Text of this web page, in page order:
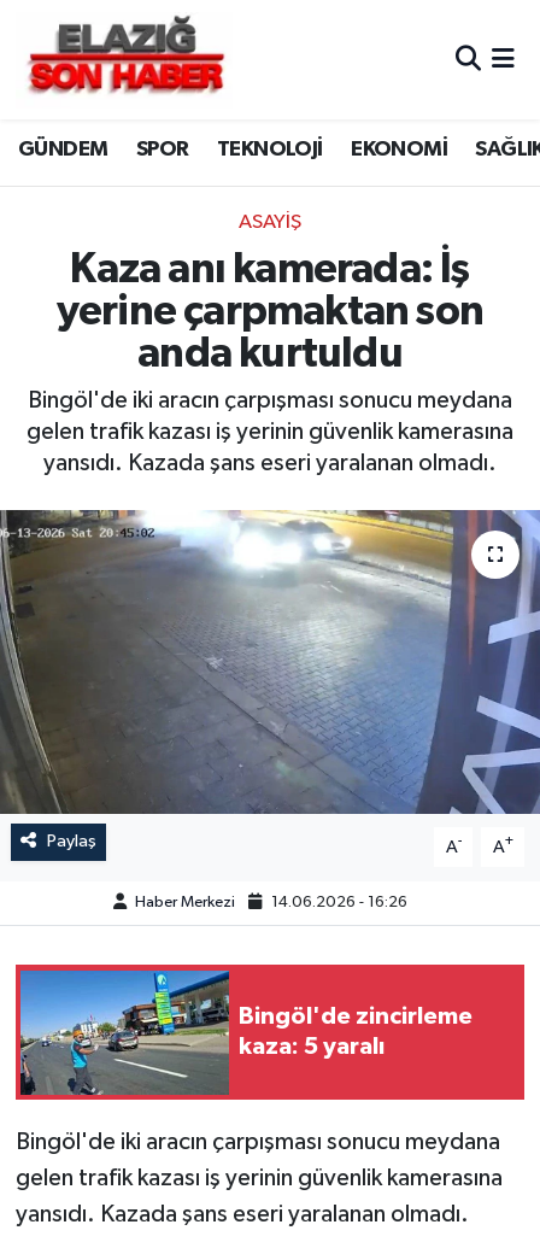
GÜNDEM SPOR TEKNOLOJİ EKONOMİ
ASAYİŞ
Kaza anı kamerada: İş
yerine çarpmaktan son
anda kurtuldu
Bingöl'de iki aracın çarpışması sonucu meydana
gelen trafik kazası iş yerinin güvenlik kamerasına
yansıdı. Kazada şans eseri yaralanan olmadı.
Paylaş A- A+
Haber Merkezi 14.06.2026 - 16:26
Bingöl'de zincirleme
kaza: 5 yaralı
Bingöl'de iki aracın çarpışması sonucu meydana
gelen trafik kazası iş yerinin güvenlik kamerasına
yansıdı. Kazada şans eseri yaralanan olmadı.
CANLI YAYIN
ASAYİŞ
BİLİM VE TEKNOLOJİ
DÜNYA
EĞİTİM
EKONOMİ
ELAZIĞ
GENEL
HABERDE İNSAN
KÜLTÜR-SANAT
MAGAZİN
MEDYA
ÖZEL HABER
SAĞLIK
SİYASET
SPOR
Merkez Hava Durumu
Merkez Trafik Yoğunluk Haritası
Süper Lig Puan Durumu ve Fikstür
Tüm Manşetler
Son Dakika Haberleri
Haber Arşivi